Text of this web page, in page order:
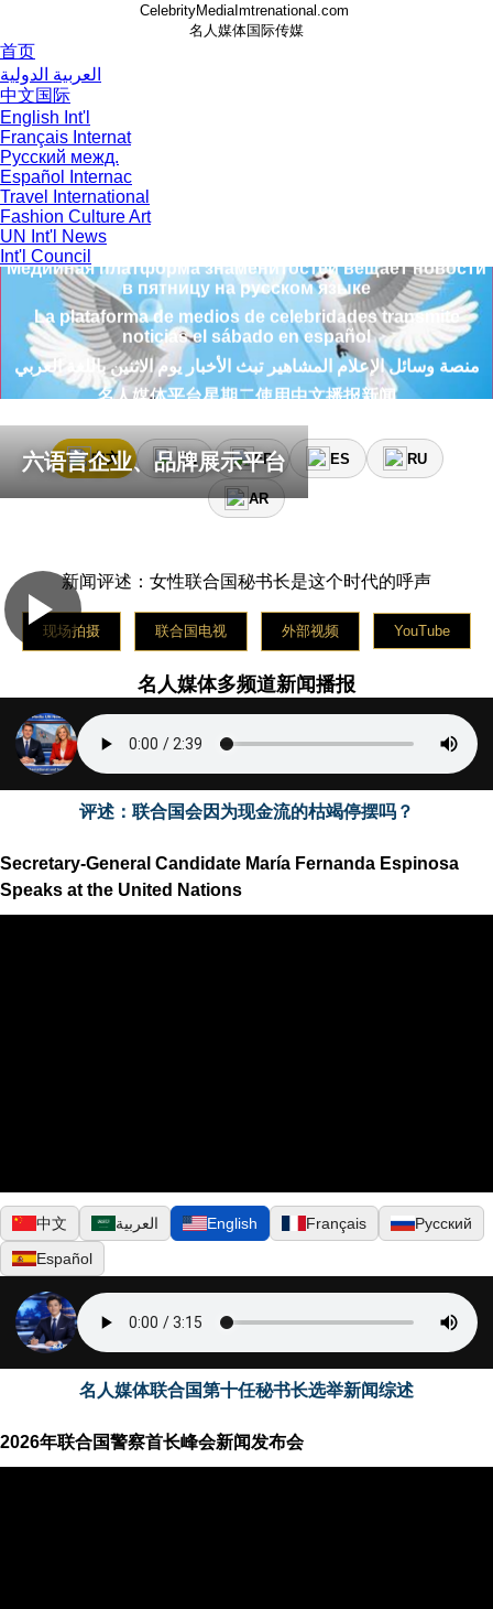
CelebrityMediaImtrenational.com
名人媒体国际传媒
首页
العربية الدولية
中文国际
English Int'l
Français Internat
Русский межд.
Español Internac
Travel International
Fashion Culture Art
UN Int'l News
Int'l Council
منصة وسائل الإعلام المشاهير تبث الأخبار يوم الاثنين باللغة العربي
名人媒体平台星期二使用中文播报新闻
The celebrity media platform broadcasts news on
La plateforme médiatique des célébrités diffuse les
nouvelles le jeudi en français
Медийная платформа знаменитостей вещает новости
в пятницу на русском языке
La plataforma de medios de celebridades transmite
noticias el sábado en español
منصة وسائل الإعلام المشاهير تبث الأخبار يوم الاثنين باللغة العربي
名人媒体平台星期二使用中文播报新闻
La plateforme médiatique des célébrités diffuse les
nouvelles le jeudi en français
Медийная платформа знаменитостей вещает новости
noticias el sábado en español
六语言企业、品牌展示平台
中文 EN FR ES RU
AR
新闻评述：女性联合国秘书长是这个时代的呼声
现场拍摄 联合国电视 外部视频 YouTube
名人媒体多频道新闻播报
评述：联合国会因为现金流的枯竭停摆吗？
Secretary-General Candidate María Fernanda Espinosa
Speaks at the United Nations
中文 العربية English Français
Русский
Español
名人媒体联合国第十任秘书长选举新闻综述
2026年联合国警察首长峰会新闻发布会